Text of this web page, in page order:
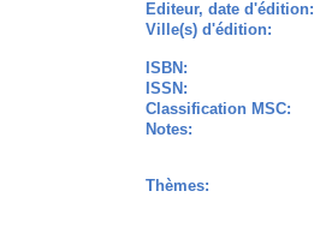
Editeur, date d'édition:
Ville(s) d'édition:
ISBN:
ISSN:
Classification MSC:
Notes:
Thèmes: